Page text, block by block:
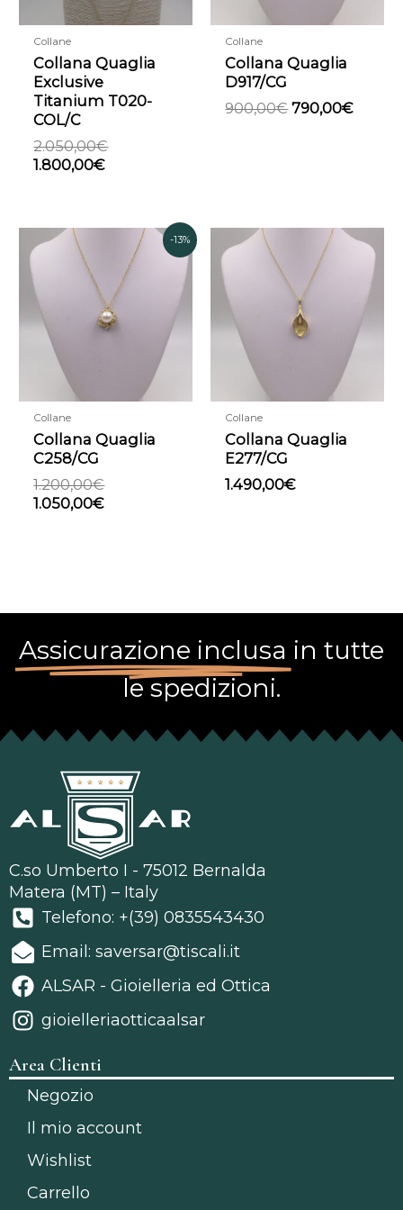
Collane
Collana Quaglia
Exclusive
Titanium T020-
COL/C
2.050,00€
1.800,00€
Collane
Collana Quaglia
D917/CG
900,00€ 790,00€
-13%
Collane
Collana Quaglia
C258/CG
1.200,00€
prezzo
originale
era:
1.200,00€.
1.050,00€
prezzo
attuale
è:
1.050,00€.
Collane
Collana Quaglia
E277/CG
1.490,00€
Assicurazione inclusa in tutte
le spedizioni.
C.so Umberto I - 75012 Bernalda
Matera (MT) – Italy
Telefono: +(39) 0835543430
Email: saversar@tiscali.it
ALSAR - Gioielleria ed Ottica
gioielleriaotticaalsar
Area Clienti
Negozio
Il mio account
Wishlist
Carrello